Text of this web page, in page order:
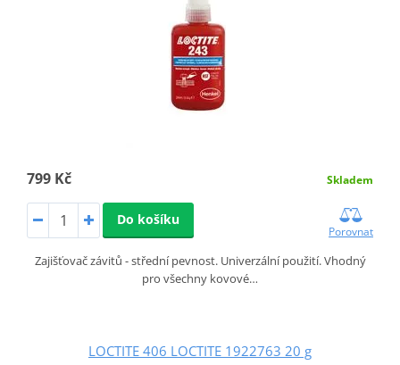
799 Kč Skladem
Do košíku
Porovnat
Zajišťovač závitů - střední pevnost. Univerzální použití. Vhodný
pro všechny kovové…
LOCTITE 406 LOCTITE 1922763 20 g